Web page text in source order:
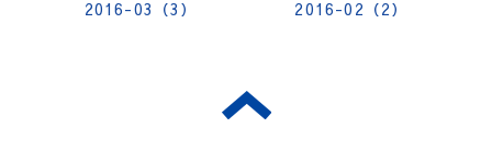
2016-03（3）
2016-02（2）